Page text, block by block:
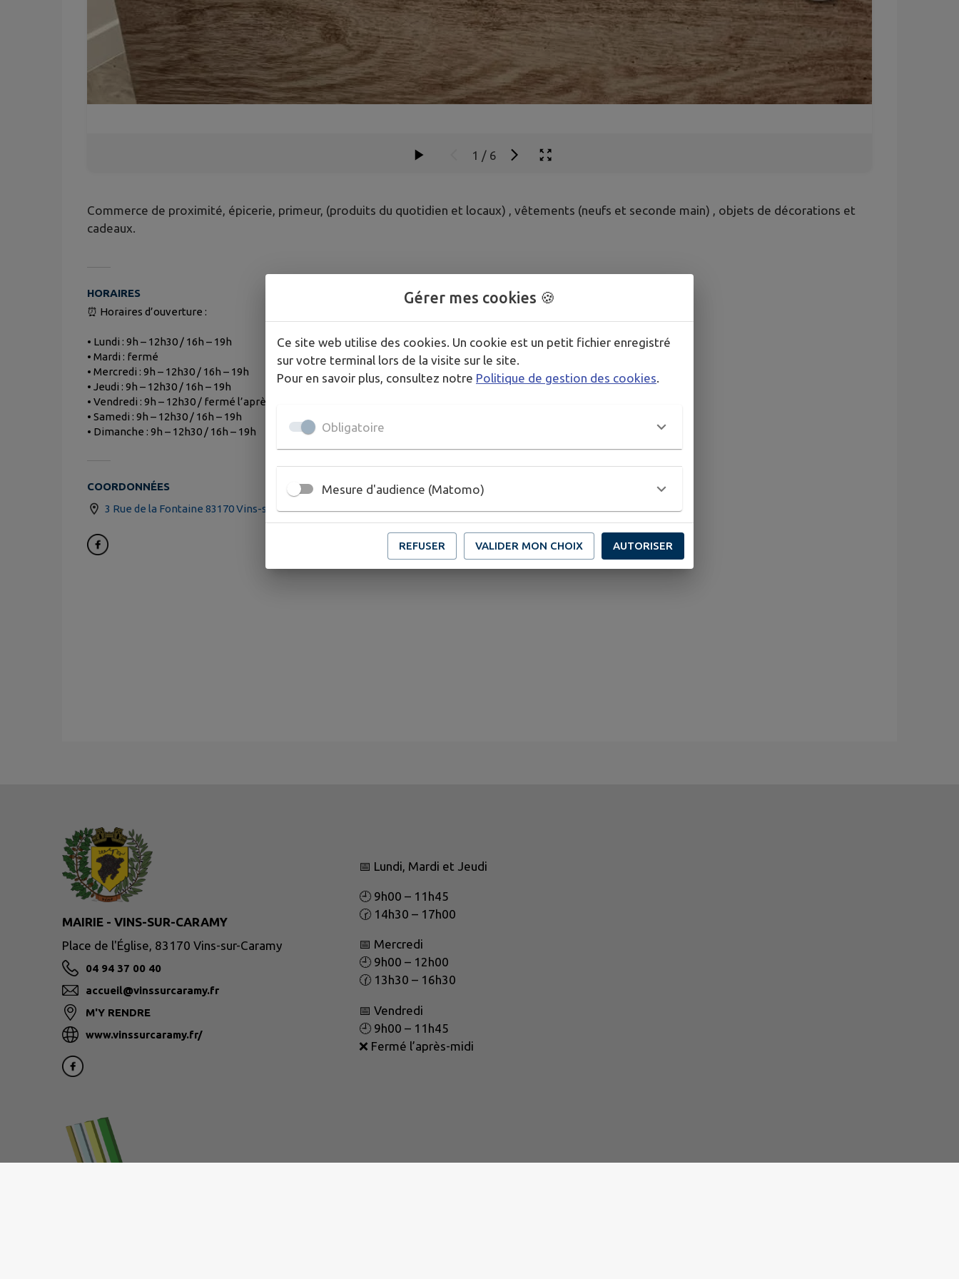
1 / 6
Commerce de proximité, épicerie, primeur, (produits du quotidien et locaux) , vêtements (neufs et seconde main) , objets de décorations et
cadeaux.
HORAIRES
⏰ Horaires d’ouverture :
• Lundi : 9h – 12h30 / 16h – 19h
• Mardi : fermé
• Mercredi : 9h – 12h30 / 16h – 19h
• Jeudi : 9h – 12h30 / 16h – 19h
• Vendredi : 9h – 12h30 / fermé l’après-midi
• Samedi : 9h – 12h30 / 16h – 19h
• Dimanche : 9h – 12h30 / 16h – 19h
COORDONNÉES
3 Rue de la Fontaine 83170 Vins-sur-Caramy
MAIRIE - VINS-SUR-CARAMY
Place de l'Église, 83170 Vins-sur-Caramy
04 94 37 00 40
accueil@vinssurcaramy.fr
M'Y RENDRE
www.vinssurcaramy.fr/
📅 Lundi, Mardi et Jeudi
🕘 9h00 – 11h45
🕝 14h30 – 17h00
📅 Mercredi
🕘 9h00 – 12h00
🕜 13h30 – 16h30
📅 Vendredi
🕘 9h00 – 11h45
❌ Fermé l’après-midi
Gérer mes cookies 🍪
Ce site web utilise des cookies. Un cookie est un petit fichier enregistré
sur votre terminal lors de la visite sur le site.
Pour en savoir plus, consultez notre Politique de gestion des cookies.
Obligatoire
Mesure d'audience (Matomo)
REFUSER VALIDER MON CHOIX AUTORISER